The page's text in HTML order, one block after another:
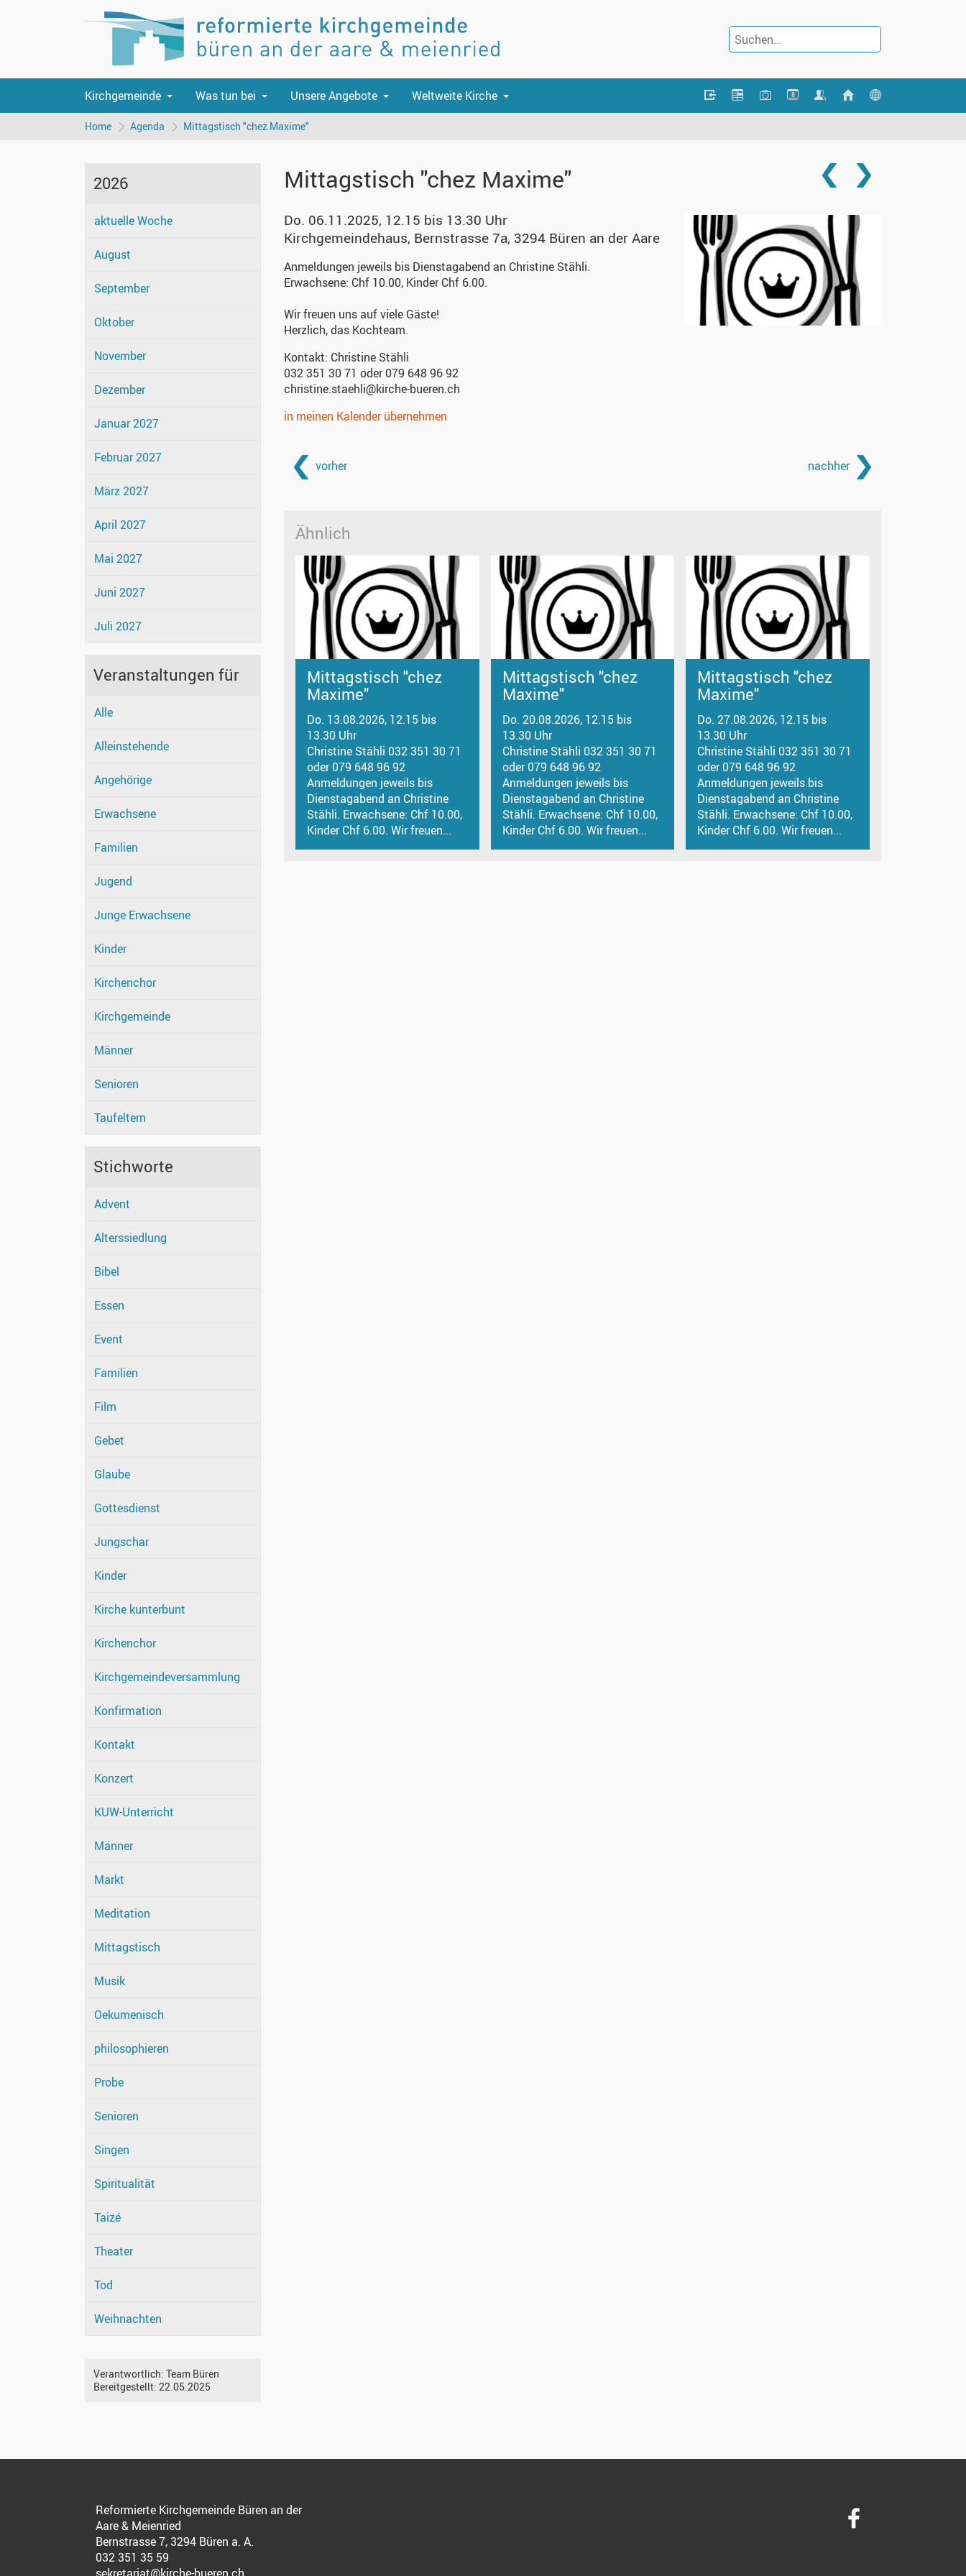
8
Kirchgemeinde Was tun bei Unsere Angebote Weltweite Kirche
Home Agenda Mittagstisch "chez Maxime"
2026
aktuelle Woche
August
September
Oktober
November
Dezember
Januar 2027
Februar 2027
März 2027
April 2027
Mai 2027
Juni 2027
Juli 2027
Veranstaltungen für
Alle
Alleinstehende
Angehörige
Erwachsene
Familien
Jugend
Junge Erwachsene
Kinder
Kirchenchor
Kirchgemeinde
Männer
Senioren
Taufeltern
Stichworte
Advent
Alterssiedlung
Bibel
Essen
Event
Familien
Film
Gebet
Glaube
Gottesdienst
Jungschar
Kinder
Kirche kunterbunt
Kirchenchor
Kirchgemeindeversammlung
Konfirmation
Kontakt
Konzert
KUW-Unterricht
Männer
Markt
Meditation
Mittagstisch
Musik
Oekumenisch
philosophieren
Probe
Senioren
Singen
Spiritualität
Taizé
Theater
Tod
Weihnachten
Verantwortlich: Team Büren
Bereitgestellt: 22.05.2025
Mittagstisch "chez Maxime"
Do. 06.11.2025, 12.15 bis 13.30 Uhr
Kirchgemeindehaus, Bernstrasse 7a, 3294 Büren an der Aare
Anmeldungen jeweils bis Dienstagabend an Christine Stähli.
Erwachsene: Chf 10.00, Kinder Chf 6.00.
Wir freuen uns auf viele Gäste!
Herzlich, das Kochteam.
Kontakt: Christine Stähli
032 351 30 71 oder 079 648 96 92
christine.staehli@kirche-bueren.ch
in meinen Kalender übernehmen
vorher nachher
Ähnlich
Mittagstisch "chez
Maxime"
Do. 13.08.2026, 12.15 bis
13.30 Uhr
Christine Stähli 032 351 30 71
oder 079 648 96 92
Anmeldungen jeweils bis
Dienstagabend an Christine
Stähli. Erwachsene: Chf 10.00,
Kinder Chf 6.00. Wir freuen...
Mittagstisch "chez
Maxime"
Do. 20.08.2026, 12.15 bis
13.30 Uhr
Christine Stähli 032 351 30 71
oder 079 648 96 92
Anmeldungen jeweils bis
Dienstagabend an Christine
Stähli. Erwachsene: Chf 10.00,
Kinder Chf 6.00. Wir freuen...
Mittagstisch "chez
Maxime"
Do. 27.08.2026, 12.15 bis
13.30 Uhr
Christine Stähli 032 351 30 71
oder 079 648 96 92
Anmeldungen jeweils bis
Dienstagabend an Christine
Stähli. Erwachsene: Chf 10.00,
Kinder Chf 6.00. Wir freuen...
Reformierte Kirchgemeinde Büren an der
Aare & Meienried
Bernstrasse 7, 3294 Büren a. A.
032 351 35 59